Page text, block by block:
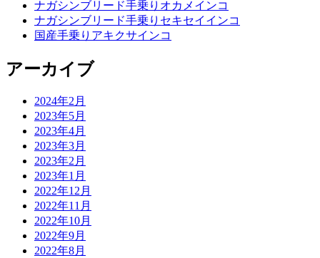
ナガシンブリード手乗りオカメインコ
ナガシンブリード手乗りセキセイインコ
国産手乗りアキクサインコ
アーカイブ
2024年2月
2023年5月
2023年4月
2023年3月
2023年2月
2023年1月
2022年12月
2022年11月
2022年10月
2022年9月
2022年8月